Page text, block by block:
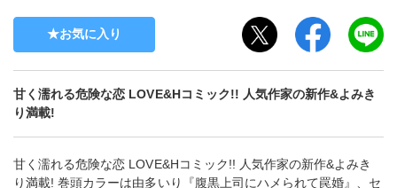
お気に入り
甘く濡れる危険な恋 LOVE&Hコミック!! 人気作家の新作&よみき
り満載!
甘く濡れる危険な恋 LOVE&Hコミック!! 人気作家の新作&よみき
り満載! 巻頭カラーは由多いり『腹黒上司にハメられて罠婚』、セ